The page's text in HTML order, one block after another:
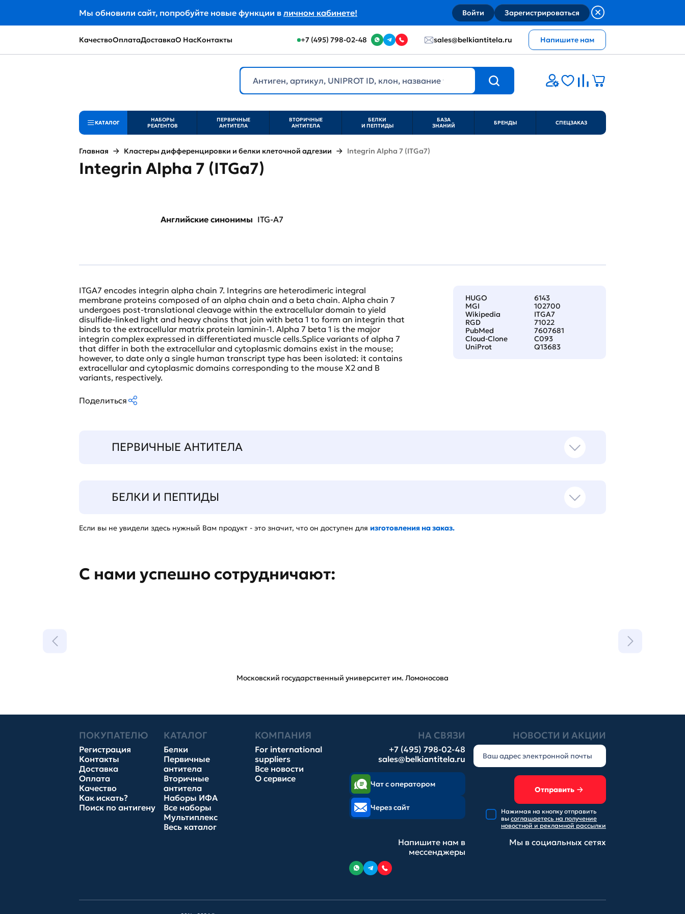
Мы обновили сайт, попробуйте новые функции в личном кабинете! Войти Зарегистрироваться
КачествоОплатаДоставкаО НасКонтакты +7 (495) 798-02-48 sales@belkiantitela.ru Напишите нам
КАТАЛОГ
НАБОРЫ
РЕАГЕНТОВ
ПЕРВИЧНЫЕ
АНТИТЕЛА
ВТОРИЧНЫЕ
АНТИТЕЛА
БЕЛКИ
И ПЕПТИДЫ
БАЗА
ЗНАНИЙ
БРЕНДЫ СПЕЦЗАКАЗ
Главная Кластеры дифференцировки и белки клеточной адгезии Integrin Alpha 7 (ITGa7)
Integrin Alpha 7 (ITGa7)
Английские синонимы ITG-A7
HUGO
6143
MGI
102700
Wikipedia
ITGA7
RGD
71022
PubMed
7607681
Cloud-Clone
C093
UniProt
Q13683
ITGA7 encodes integrin alpha chain 7. Integrins are heterodimeric integral
membrane proteins composed of an alpha chain and a beta chain. Alpha chain 7
undergoes post-translational cleavage within the extracellular domain to yield
disulfide-linked light and heavy chains that join with beta 1 to form an integrin that
binds to the extracellular matrix protein laminin-1. Alpha 7 beta 1 is the major
integrin complex expressed in differentiated muscle cells.Splice variants of alpha 7
that differ in both the extracellular and cytoplasmic domains exist in the mouse;
however, to date only a single human transcript type has been isolated: it contains
extracellular and cytoplasmic domains corresponding to the mouse X2 and B
variants, respectively.
Поделиться
ПЕРВИЧНЫЕ АНТИТЕЛА
БЕЛКИ И ПЕПТИДЫ
Если вы не увидели здесь нужный Вам продукт - это значит, что он доступен для изготовления на заказ.
С нами успешно сотрудничают:
Московский государственный университет им. Ломоносова
ПОКУПАТЕЛЮ
Регистрация
Контакты
Доставка
Оплата
Качество
Как искать?
Поиск по антигену
КАТАЛОГ
Белки
Первичные
антитела
Вторичные
антитела
Наборы ИФА
Все наборы
Мультиплекс
Весь каталог
КОМПАНИЯ
For international
suppliers
Все новости
О сервисе
НА СВЯЗИ
+7 (495) 798-02-48
sales@belkiantitela.ru
НОВОСТИ И АКЦИИ
Отправить
Нажимая на кнопку отправить
вы соглашаетесь на получение
новостной и рекламной рассылки
Чат с оператором
Через сайт
Напишите нам в
мессенджеры
Мы в социальных сетях